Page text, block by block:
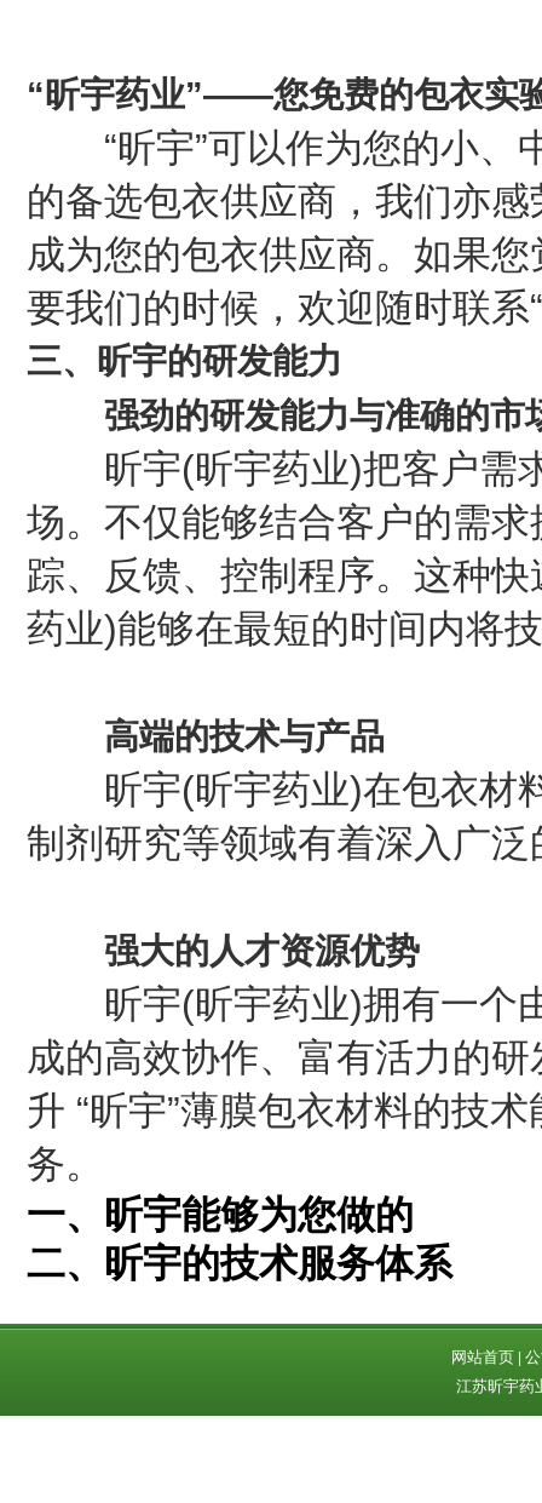
“昕宇药业”——您免费的包衣实
“昕宇”可以作为您的小、
的备选包衣供应商，我们亦
成为您的包衣供应商。如果
要我们的时候，欢迎随时联系
三、昕宇的研发能力
强劲的研发能力与准确的
昕宇(昕宇药业)把客户需求
场。不仅能够结合客户的需
踪、反馈、控制程序。这种
药业)能够在最短的时间内将
高端的技术与产品
昕宇(昕宇药业)在包衣材料
制剂研究等领域有着深入广
强大的人才资源优势
昕宇(昕宇药业)拥有一个由
成的高效协作、富有活力的
升 “昕宇”薄膜包衣材料的技
务。
一、昕宇能够为您做的
二、昕宇的技术服务体系
网站首页
江苏昕宇药